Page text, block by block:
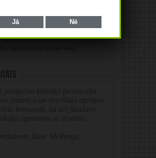
for the next time I comment.
Jā Nē